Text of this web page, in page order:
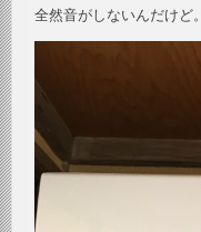
全然音がしないんだけど。